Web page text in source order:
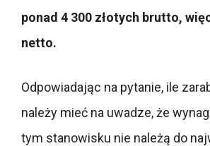
ponad 4 300 złotych brutto,
netto.
Odpowiadając na pytanie, ile
należy mieć na uwadze, że
tym stanowisku nie należą do